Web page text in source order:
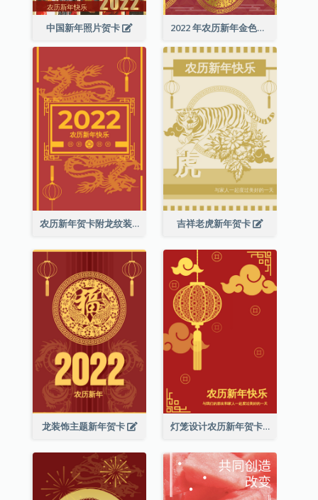
中国新年照片贺卡 2022 年农历新年金色贺卡
农历新年贺卡附龙纹装饰 吉祥老虎新年贺卡
龙装饰主题新年贺卡 灯笼设计农历新年贺卡